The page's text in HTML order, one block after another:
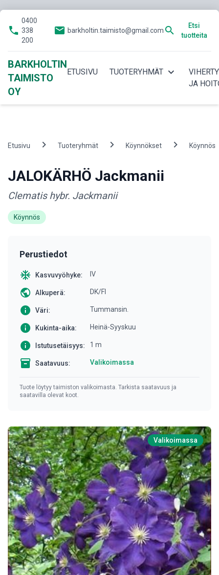
phone
0400
338
200
email barkholtin.taimisto@gmail.com search
Etsi
tuotteita
BARKHOLTIN
TAIMISTO
OY
ETUSIVU TUOTERYHMÄT expand_more
JA
Etusivu chevron_right Tuoteryhmät chevron_right Köynnökset chevron_right Köynnös
JALOKÄRHÖ Jackmanii
Clematis hybr. Jackmanii
Köynnös
Perustiedot
ac_unit Kasvuvyöhyke: IV
public Alkuperä: DK/FI
info Väri: Tummansin.
info Kukinta-aika: Heinä-Syyskuu
info Istutusetäisyys: 1 m
inventory Saatavuus: Valikoimassa
Tuote löytyy taimiston valikoimasta. Tarkista saatavuus ja
saatavilla olevat koot.
Valikoimassa